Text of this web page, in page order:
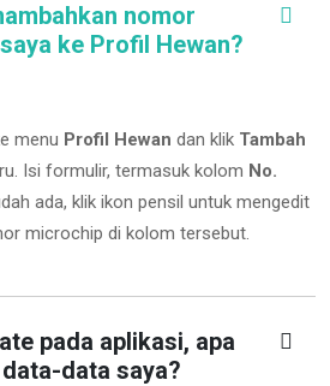
nomor
ke Profil Hewan?
menu Profil Hewan dan klik Tambah
Isi formulir, termasuk kolom No.
ada, klik ikon pensil untuk mengedit
microchip di kolom tersebut.
pada aplikasi, apa
data saya?